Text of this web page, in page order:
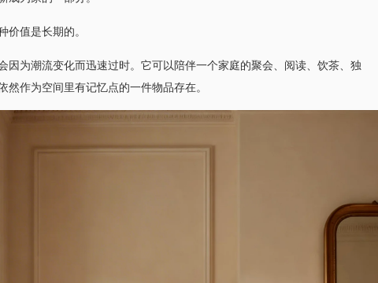
价值是长期的。
因为潮流变化而迅速过时。它可以陪伴一个家庭的聚会、阅读、饮茶、独
然作为空间里有记忆点的一件物品存在。